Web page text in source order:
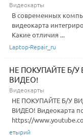
Видеокарты
В современных
видеокарта
Какие отличия ...
Laptop-Repair_ru
НЕ ПОКУПАЙТЕ Б/
ВИДЕО!
Видеокарты
НЕ ПОКУПАЙТЕ Б/У
ВИДЕО! Видеокарта
https://
етырий